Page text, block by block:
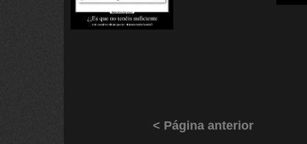
< Página anterior